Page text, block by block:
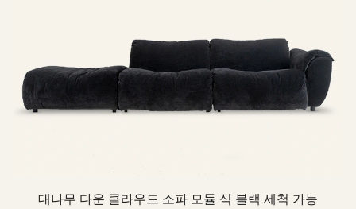
대나무 다운 클라우드 소파 모듈 식 블랙 세척 가능